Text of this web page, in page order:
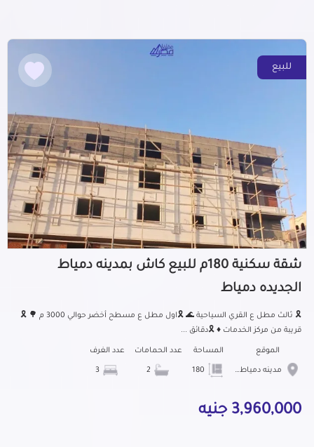
للبيع
شقة سكنية 180م للبيع كاش بمدينه دمياط
الجديده دمياط
🎗 ثالث مطل ع القري السياحية 🌊 🎗اول مطل ع مسطح أخضر حوالي 3000 م 🌳 🎗
قريبة من مركز الخدمات ♦️ 🎗دقائق ...
الموقع
مدينه دمياط الجديده
المساحة عدد الحمامات عدد الغرف
3,960,000 جنيه